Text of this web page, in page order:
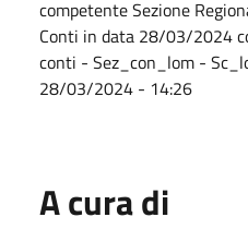
competente Sezione
Conti in data 28/03/2024
conti - Sez_con_lom -
28/03/2024 - 14:26
A cura di